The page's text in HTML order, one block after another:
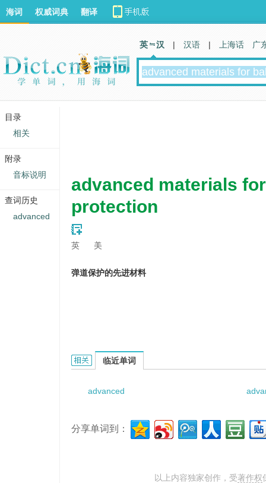
advanced materials
protection
英 美
弹道保护的先进材料
Advanced Materials for Ballistic Protection的相
临近单词
advanced
分享单词到：
以上内容独家创作，受著作权
海词 权威词典 翻译
英 汉 | 汉语 | 上海话 广
目录
相关
附录
音标说明
查词历史
advanced